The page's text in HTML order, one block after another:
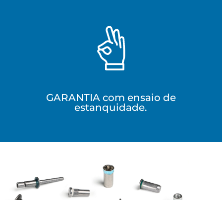
GARANTIA com ensaio de
estanquidade.